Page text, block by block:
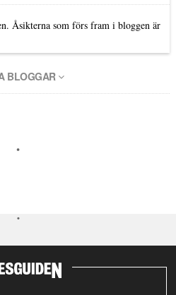
Åsikterna som förs fram i bloggen är
BLOGGAR